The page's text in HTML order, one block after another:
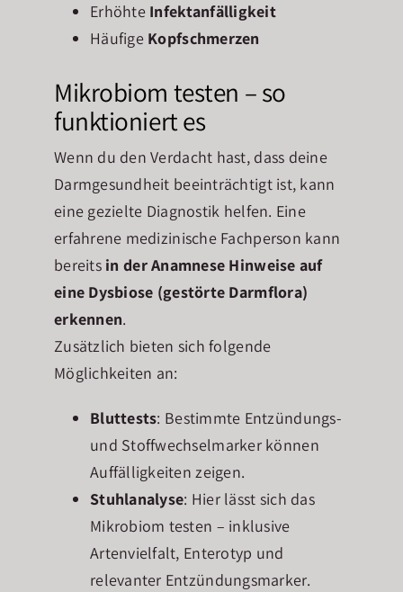
Erhöhte Infektanfälligkeit
Häufige Kopfschmerzen
Mikrobiom testen – so
funktioniert es
Wenn du den Verdacht hast, dass deine
Darmgesundheit beeinträchtigt ist, kann
eine gezielte Diagnostik helfen. Eine
erfahrene medizinische Fachperson kann
bereits in der Anamnese Hinweise auf
eine Dysbiose (gestörte Darmflora)
erkennen.
Zusätzlich bieten sich folgende
Möglichkeiten an:
Bluttests: Bestimmte Entzündungs-
und Stoffwechselmarker können
Auffälligkeiten zeigen.
Stuhlanalyse: Hier lässt sich das
Mikrobiom testen – inklusive
Artenvielfalt, Enterotyp und
relevanter Entzündungsmarker.